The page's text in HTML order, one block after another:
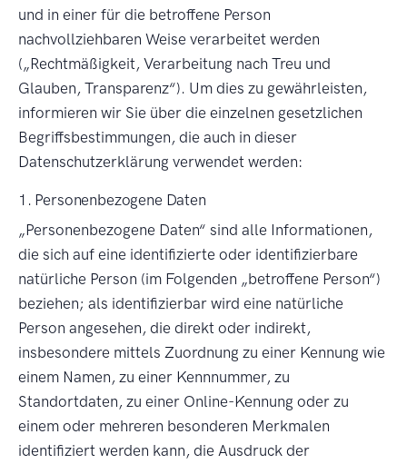
und in einer für die betroffene Person
nachvollziehbaren Weise verarbeitet werden
(„Rechtmäßigkeit, Verarbeitung nach Treu und
Glauben, Transparenz“). Um dies zu gewährleisten,
informieren wir Sie über die einzelnen gesetzlichen
Begriffsbestimmungen, die auch in dieser
Datenschutzerklärung verwendet werden:
1. Personenbezogene Daten
Personenbezogene Daten sind alle Informationen,
die sich auf eine identifizierte oder identifizierbare
natürliche Person (im Folgenden
betroffene Person )
beziehen; als identifizierbar wird eine natürliche
Person angesehen, die direkt oder indirekt,
insbesondere mittels Zuordnung zu einer Kennung wie
einem Namen, zu einer Kennnummer, zu
Standortdaten, zu einer Online-Kennung oder zu
einem oder mehreren besonderen Merkmalen
identifiziert werden kann, die Ausdruck der